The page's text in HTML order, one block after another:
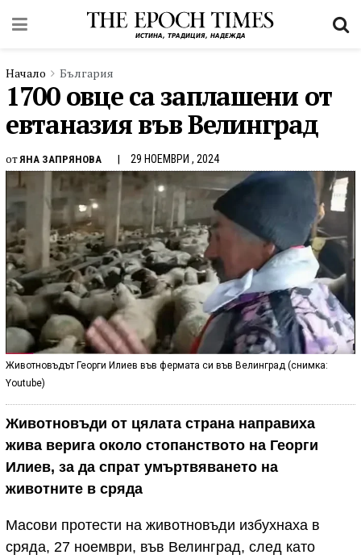
Начало България
1700 овце са заплашени от
евтаназия във Велинград
от ЯНА ЗАПРЯНОВА 29 НОЕМВРИ , 2024
Животновъдът Георги Илиев във фермата си във Велинград (снимка:
Youtube)
Животновъди от цялата страна направиха
жива верига около стопанството на Георги
Илиев, за да спрат умъртвяването на
животните в сряда
Масови протести на животновъди избухнаха в
сряда, 27 ноември, във Велинград, след като